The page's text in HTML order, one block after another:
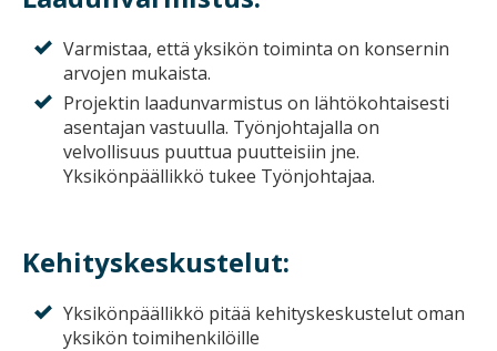
Varmistaa, että yksikön toiminta on konsernin
arvojen mukaista.
Projektin laadunvarmistus on lähtökohtaisesti
asentajan vastuulla. Työnjohtajalla on
velvollisuus puuttua puutteisiin jne.
Yksikönpäällikkö tukee Työnjohtajaa.
Kehityskeskustelut:
Yksikönpäällikkö pitää kehityskeskustelut oman
yksikön toimihenkilöille